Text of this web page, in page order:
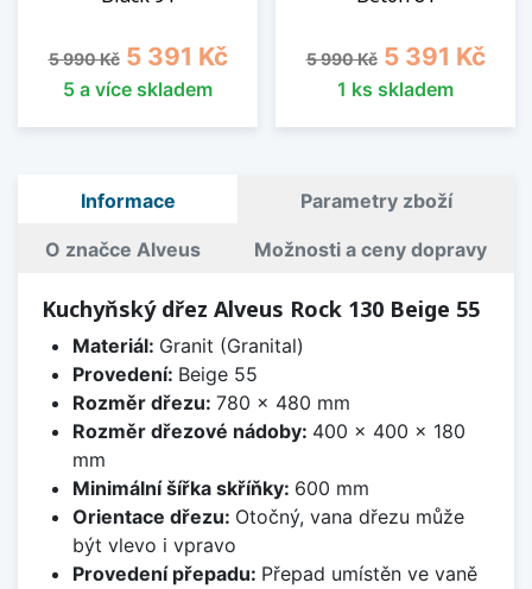
Běžná cena
5 990 Kč Cena
5 391 Kč
5 a více skladem
Běžná cena
5 990 Kč Cena
5 391 Kč
1 ks skladem
Informace Parametry zboží
O značce Alveus Možnosti a ceny dopravy
Kuchyňský dřez Alveus Rock 130 Beige 55
Materiál: Granit (Granital)
Provedení: Beige 55
Rozměr dřezu: 780 x 480 mm
Rozměr dřezové nádoby: 400 x 400 x 180
mm
Minimální šířka skříňky: 600 mm
Orientace dřezu: Otočný, vana dřezu může
být vlevo i vpravo
Provedení přepadu: Přepad umístěn ve vaně